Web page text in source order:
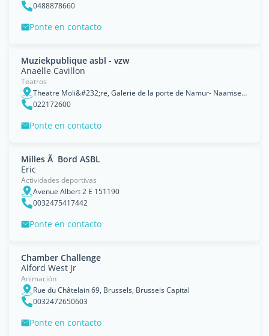
0488878660
Ponte en contacto
Muziekpublique asbl - vzw
Anaëlle Cavillon
Teatros
Theatre Moli&#232;re, Galerie de la porte de Namur- Naamsepoortgalerij, BolwerkSquare du Bastion 3, 1050 Elsene/Ixelles, Bruxelles, Région de Bruxelles-Capitale
022172600
Ponte en contacto
Milles Ã Bord ASBL
Eric
Actividades deportivas
Avenue Albert 2 E 151190
0032475417442
Ponte en contacto
Chamber Challenge
Alford West Jr
Animación
Rue du Châtelain 69, Brussels, Brussels Capital
0032472650603
Ponte en contacto